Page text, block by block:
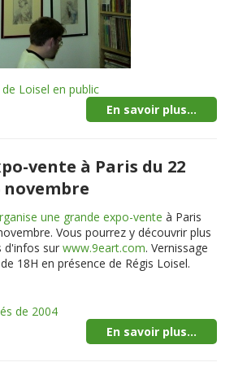
Loisel en public
En savoir plus...
vente à Paris du 22
novembre
une grande expo-vente à Paris
Vous pourrez y découvrir plus
d'infos surwww.9eart.com. Vernissage
18Hen présence de Régis Loisel.
de 2004
En savoir plus...